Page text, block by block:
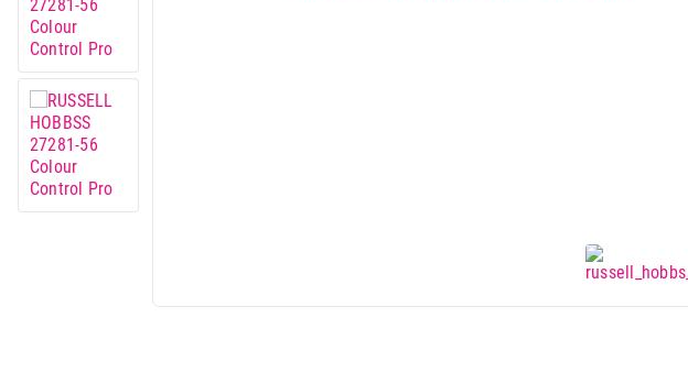
Sport i putovanje
Sve za kuću i baštu
Vesa